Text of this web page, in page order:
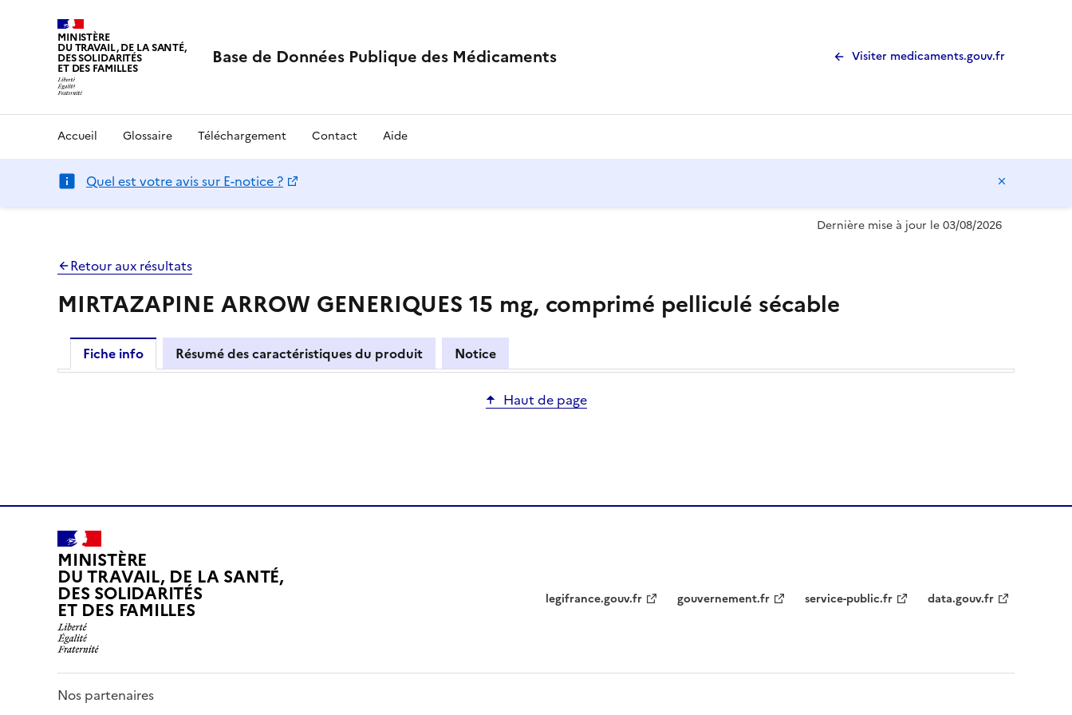
MINISTÈRE
DU TRAVAIL, DE LA SANTÉ,
DES SOLIDARITÉS
ET DES FAMILLES Base de Données Publique des Médicaments Visiter medicaments.gouv.fr
Accueil Glossaire Téléchargement Contact Aide
Quel est votre avis sur E-notice ?
Dernière mise à jour le 03/08/2026
Retour aux résultats
MIRTAZAPINE ARROW GENERIQUES 15 mg, comprimé pelliculé sécable
Fiche info Résumé des caractéristiques du produit Notice
Haut de page
MINISTÈRE
DU TRAVAIL, DE LA SANTÉ,
DES SOLIDARITÉS
ET DES FAMILLES legifrance.gouv.fr gouvernement.fr service-public.fr data.gouv.fr
Nos partenaires